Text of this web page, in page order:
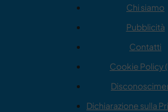
Chi siamo
Pubblicità
Contatti
Cookie Policy
Dichiarazione sulla